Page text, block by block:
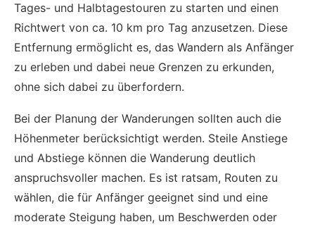
Tages- und Halbtagestouren zu starten und einen
Richtwert von ca. 10 km pro Tag anzusetzen. Diese
Entfernung ermöglicht es, das Wandern als Anfänger
zu erleben und dabei neue Grenzen zu erkunden,
ohne sich dabei zu überfordern.
Bei der Planung der Wanderungen sollten auch die
Höhenmeter berücksichtigt werden. Steile Anstiege
und Abstiege können die Wanderung deutlich
anspruchsvoller machen. Es ist ratsam, Routen zu
wählen, die für Anfänger geeignet sind und eine
moderate Steigung haben, um Beschwerden oder